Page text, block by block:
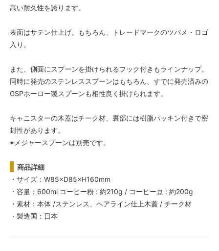
高い耐久性を誇ります。
表面はサテン仕上げ。もちろん、トレードマークのツバメ・ロゴ
入り。
また、側面にスプーンを掛けられるフック付きもラインナップ。
同時に発売のステンレススプーンはもちろん、すでに発売済みの
GSPホーロー製スプーンも相性良く掛けられます。
キャニスターの木蓋はチーク材、裏部には樹脂パッキン付きで密
封性があります。
※メジャースプーンは別売です。
商品詳細
・サイズ：W85×D85×H160mm
・容量：600ml コーヒー粉 : 約210g / コーヒー豆 : 約200g
・素材：本体 /ステンレス、ヘアライン仕上木蓋 / チーク材
・製造国：日本